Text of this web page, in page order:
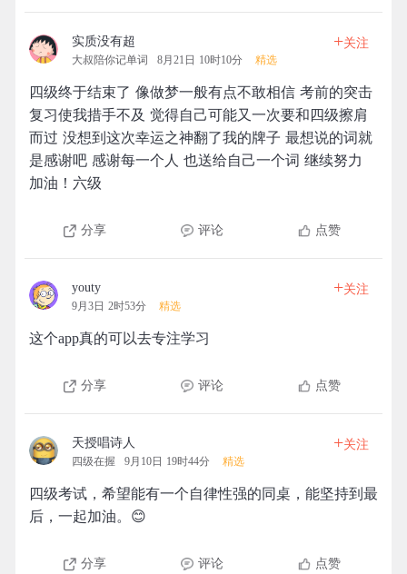
实质没有超
大叔陪你记单词 8月21日 10时10分 精选
+关注
四级终于结束了 像做梦一般有点不敢相信 考前的突击
复习使我措手不及 觉得自己可能又一次要和四级擦肩
而过 没想到这次幸运之神翻了我的牌子 最想说的词就
是感谢吧 感谢每一个人 也送给自己一个词 继续努力
加油！六级
分享 评论 点赞
youty
9月3日 2时53分 精选
+关注
这个app真的可以去专注学习
分享 评论 点赞
天授唱诗人
四级在握 9月10日 19时44分 精选
+关注
四级考试，希望能有一个自律性强的同桌，能坚持到最
后，一起加油。😊
分享 评论 点赞